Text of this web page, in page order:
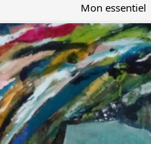
Mon essentiel